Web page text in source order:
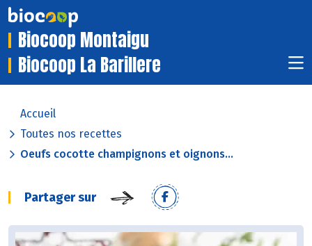
Biocoop Montaigu
Biocoop La Barillere
Accueil
Toutes nos recettes
Oeufs cocotte champignons et oignons...
Partager sur